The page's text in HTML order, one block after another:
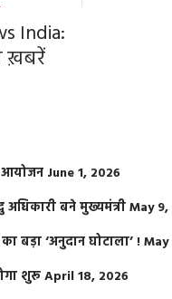
India:
ख़बरें
आयोजन June 1, 2026
बने मुख्यमंत्रीMay
बड़ा ‘अनुदान घोटाला’ !
शुरूApril 18, 2026